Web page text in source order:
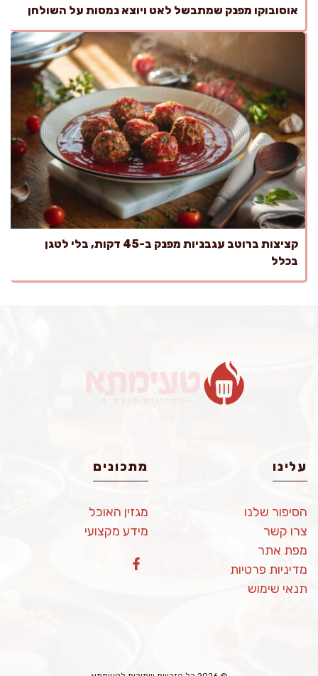
אוסובוקו מפנק שמתבשל לאט ויוצא נמסות על השולחן
קציצות ברוטב עגבניות מפנק ב-45 דקות, בלי לטגן
בכלל
עלינו
הסיפור שלנו
צרו קשר
מפת אתר
מדיניות פרטיות
תנאי שימוש
מתכונים
מגזין האוכל
מידע מקצועי